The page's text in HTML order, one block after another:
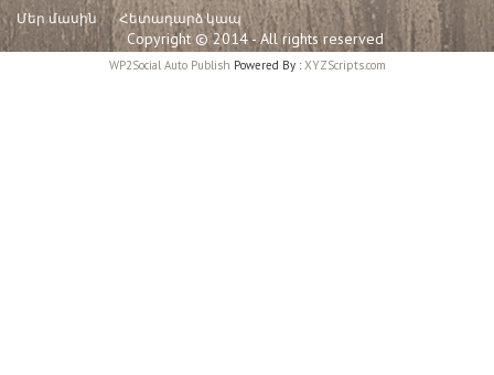
Մեր մասին Հետադարձ կապ
Copyright © 2014 - All rights reserved
WP2Social Auto Publish Powered By :XYZScripts.com